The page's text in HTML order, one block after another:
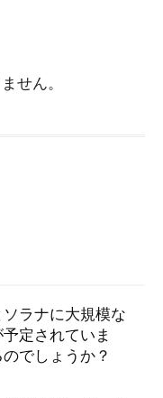
せん。
ラナに大規模な
定されていま
でしょうか？